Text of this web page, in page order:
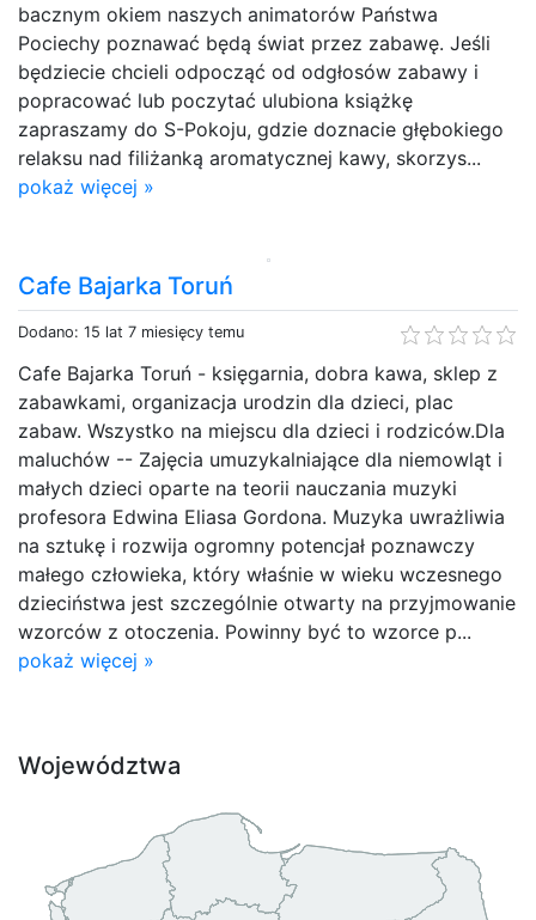
bacznym okiem naszych animatorów Państwa
Pociechy poznawać będą świat przez zabawę. Jeśli
będziecie chcieli odpocząć od odgłosów zabawy i
popracować lub poczytać ulubiona książkę
zapraszamy do S-Pokoju, gdzie doznacie głębokiego
relaksu nad filiżanką aromatycznej kawy, skorzys...
pokaż więcej »
Cafe Bajarka Toruń
Dodano: 15 lat 7 miesięcy temu
Cafe Bajarka Toruń - księgarnia, dobra kawa, sklep z
zabawkami, organizacja urodzin dla dzieci, plac
zabaw. Wszystko na miejscu dla dzieci i rodziców.Dla
maluchów -- Zajęcia umuzykalniające dla niemowląt i
małych dzieci oparte na teorii nauczania muzyki
profesora Edwina Eliasa Gordona. Muzyka uwrażliwia
na sztukę i rozwija ogromny potencjał poznawczy
małego człowieka, który właśnie w wieku wczesnego
dzieciństwa jest szczególnie otwarty na przyjmowanie
wzorców z otoczenia. Powinny być to wzorce p...
pokaż więcej »
Województwa